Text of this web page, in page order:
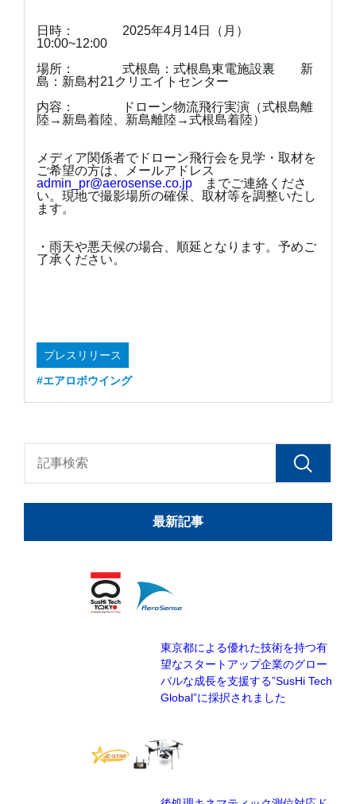
日時： 2025年4月14日（月）
10:00~12:00
場所： 式根島：式根島東電施設裏 新
島：新島村21クリエイトセンター
内容： ドローン物流飛行実演（式根島離
陸→新島着陸、新島離陸→式根島着陸）
メディア関係者でドローン飛行会を見学・取材を
ご希望の方は、メールアドレス
admin_pr@aerosense.co.jp
までご連絡くださ
い。現地で撮影場所の確保、取材等を調整いたし
ます。
・雨天や悪天候の場合、順延となります。予めご
了承ください。
プレスリリース
#エアロボウイング
最新記事
東京都による優れた技術を持つ有
望なスタートアップ企業のグロー
バルな成長を支援する”SusHi Tech
Global”に採択されました